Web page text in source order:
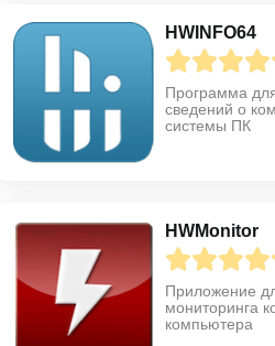
HWINFO64
Программа
сведений о
системы ПК
HWMonitor
Приложение
мониторинга
компьютера